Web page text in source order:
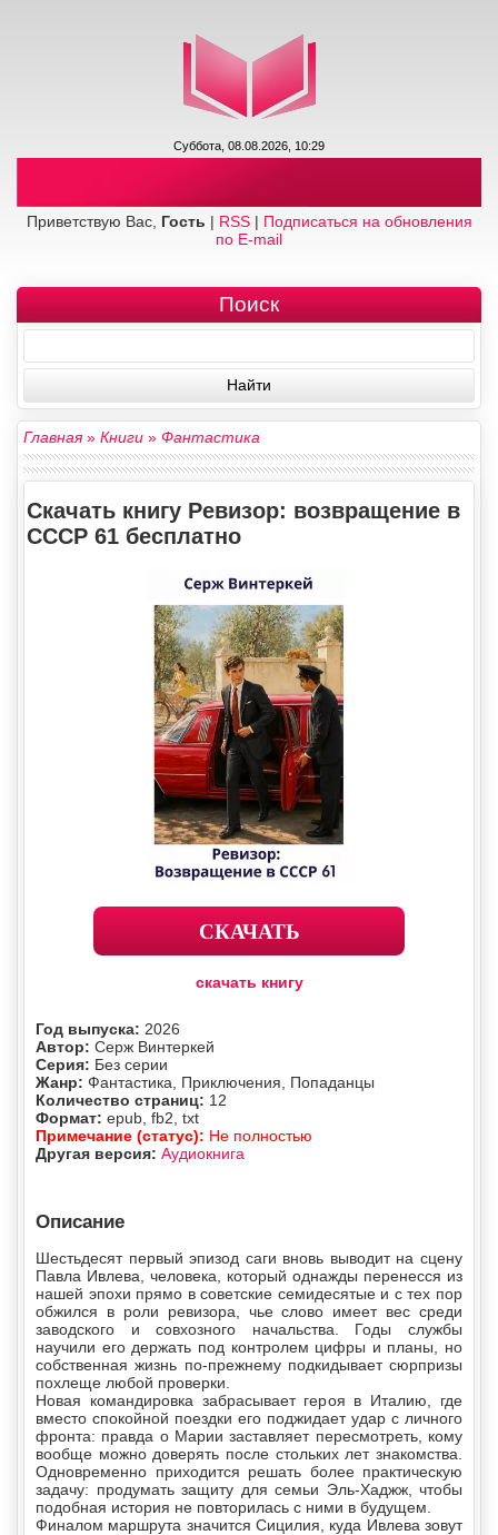
Суббота, 08.08.2026, 10:29
Приветствую Вас, Гость | RSS| Подписаться на обновления
по E-mail
Поиск
Главная» Книги » Фантастика
Скачать книгу Ревизор: возвращение в
СССР 61 бесплатно
СКАЧАТЬ
скачать книгу
Год выпуска: 2026
Автор: Серж Винтеркей
Серия: Без серии
Жанр: Фантастика, Приключения, Попаданцы
Количество страниц: 12
Формат: epub, fb2, txt
Примечание (статус): Не полностью
Другая версия: Аудиокнига
Описание
Шестьдесят первый эпизод саги вновь выводит на сцену
Павла Ивлева, человека, который однажды перенесся из
нашей эпохи прямо в советские семидесятые и с тех пор
обжился в роли ревизора, чье слово имеет вес среди
заводского и совхозного начальства. Годы службы
научили его держать под контролем цифры и планы, но
собственная жизнь по-прежнему подкидывает сюрпризы
похлеще любой проверки.
Новая командировка забрасывает героя в Италию, где
вместо спокойной поездки его поджидает удар с личного
фронта: правда о Марии заставляет пересмотреть, кому
вообще можно доверять после стольких лет знакомства.
Одновременно приходится решать более практическую
задачу: продумать защиту для семьи Эль-Хаджж, чтобы
подобная история не повторилась с ними в будущем.
Финалом маршрута значится Сицилия, куда Ивлева зовут